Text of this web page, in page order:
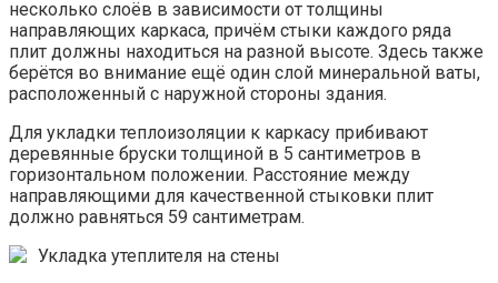
несколько слоёв в зависимости от толщины
направляющих каркаса, причём стыки каждого ряда
плит должны находиться на разной высоте. Здесь также
берётся во внимание ещё один слой минеральной ваты,
расположенный с наружной стороны здания.
Для укладки теплоизоляции к каркасу прибивают
деревянные бруски толщиной в 5 сантиметров в
горизонтальном положении. Расстояние между
направляющими для качественной стыковки плит
должно равняться 59 сантиметрам.
Укладка утеплителя на стены